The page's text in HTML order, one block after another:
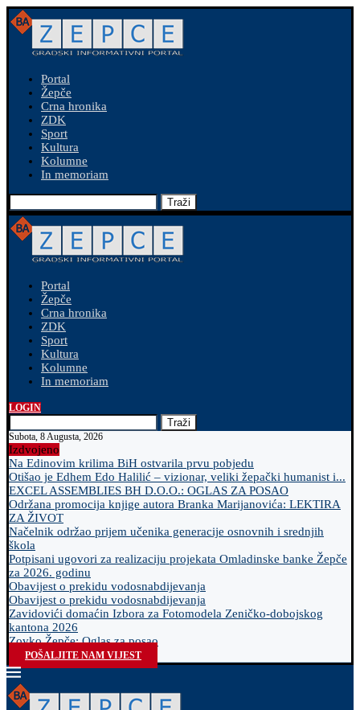
Portal
Žepče
Crna hronika
ZDK
Sport
Kultura
Kolumne
In memoriam
Traži
Portal
Žepče
Crna hronika
ZDK
Sport
Kultura
Kolumne
In memoriam
LOGIN
Traži
Subota, 8 Augusta, 2026
Izdvojeno
Na Edinovim krilima BiH ostvarila prvu pobjedu
Otišao je Edhem Edo Halilić – vizionar, veliki žepački humanist i...
EXCEL ASSEMBLIES BH D.O.O.: OGLAS ZA POSAO
Održana promocija knjige autora Branka Marijanovića: LEKTIRA
ZA ŽIVOT
Načelnik održao prijem učenika generacije osnovnih i srednjih
škola
Potpisani ugovori za realizaciju projekata Omladinske banke Žepče
za 2026. godinu
Obavijest o prekidu vodosnabdijevanja
Obavijest o prekidu vodosnabdijevanja
Zavidovići domaćin Izbora za Fotomodela Zeničko-dobojskog
kantona 2026
Zovko Žepče: Oglas za posao
POŠALJITE NAM VIJEST